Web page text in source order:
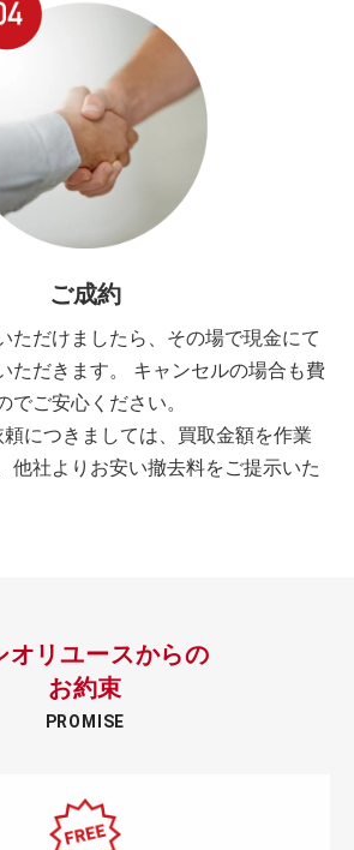
ご成約
ただけましたら、その場で現金にて
ただきます。 キャンセルの場合も費
でご安心ください。
につきましては、買取金額を作業
他社よりお安い撤去料をご提示いた
オリユースからの
お約束
PROMISE